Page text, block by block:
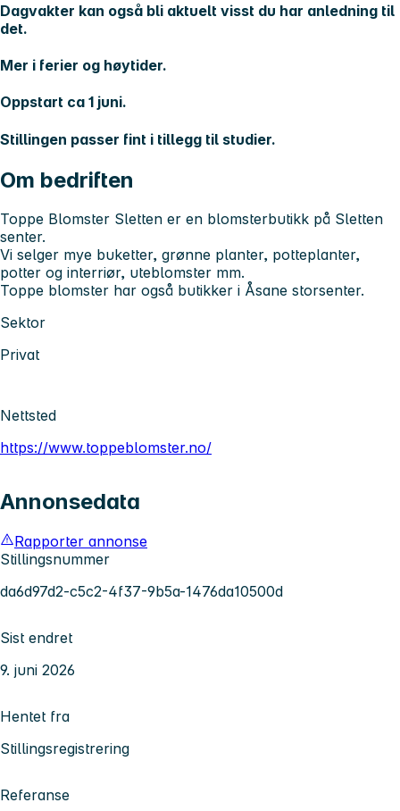
Dagvakter kan også bli aktuelt visst du har anledning til
det.
Mer i ferier og høytider.
Oppstart ca 1 juni.
Stillingen passer fint i tillegg til studier.
Om bedriften
Toppe Blomster Sletten er en blomsterbutikk på Sletten
senter.
Vi selger mye buketter, grønne planter, potteplanter,
potter og interriør, uteblomster mm.
Toppe blomster har også butikker i Åsane storsenter.
Sektor
Privat
Nettsted
https://www.toppeblomster.no/
Annonsedata
Rapporter annonse
Stillingsnummer
da6d97d2-c5c2-4f37-9b5a-1476da10500d
Sist endret
9. juni 2026
Hentet fra
Stillingsregistrering
Referanse